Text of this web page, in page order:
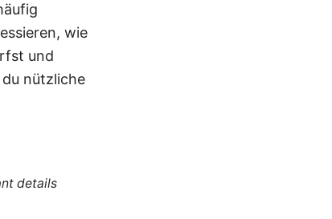
wie
und
nützliche
details